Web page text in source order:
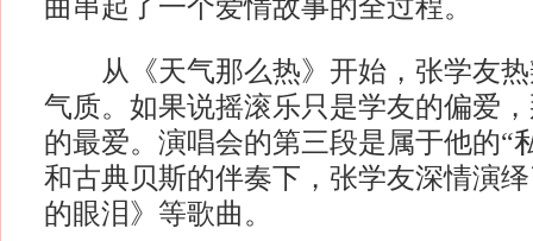
曲串起了一个爱情故事的全过程。
从《天气那么热》开始，张学友热
气质。如果说摇滚乐只是学友的偏爱
的最爱。演唱会的第三段是属于他的“
和古典贝斯的伴奏下，张学友深情演
的眼泪》等歌曲。